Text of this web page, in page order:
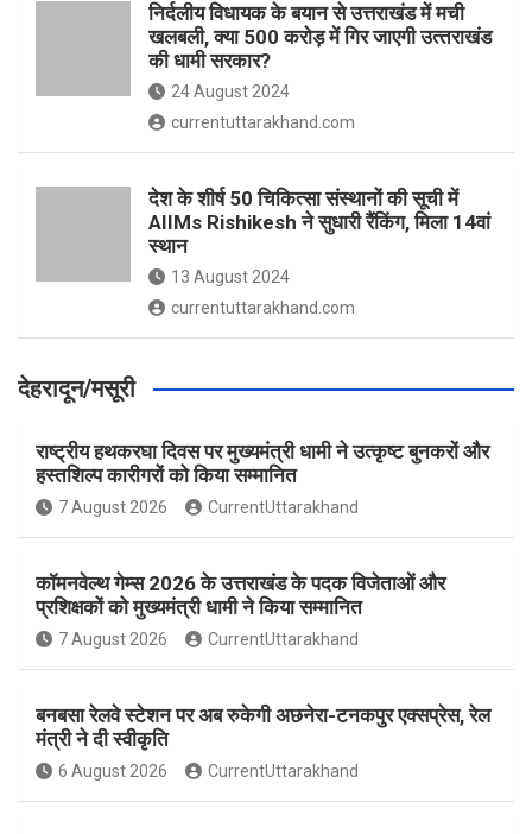
निर्दलीय विधायक के बयान से उत्तराखंड में मची
खलबली, क्‍या 500 करोड़ में गिर जाएगी उत्‍तराखंड
की धामी सरकार?
24 August 2024
currentuttarakhand.com
देश के शीर्ष 50 चिकित्सा संस्थानों की सूची में
AIIMs Rishikesh ने सुधारी रैंकिंग, मिला 14वां
स्थान
13 August 2024
currentuttarakhand.com
देहरादून/मसूरी
राष्ट्रीय हथकरघा दिवस पर मुख्यमंत्री धामी ने उत्कृष्ट बुनकरों और
हस्तशिल्प कारीगरों को किया सम्मानित
7 August 2026 CurrentUttarakhand
कॉमनवेल्थ गेम्स 2026 के उत्तराखंड के पदक विजेताओं और
प्रशिक्षकों को मुख्यमंत्री धामी ने किया सम्मानित
7 August 2026 CurrentUttarakhand
बनबसा रेलवे स्टेशन पर अब रुकेगी अछनेरा-टनकपुर एक्सप्रेस, रेल
मंत्री ने दी स्वीकृति
6 August 2026 CurrentUttarakhand